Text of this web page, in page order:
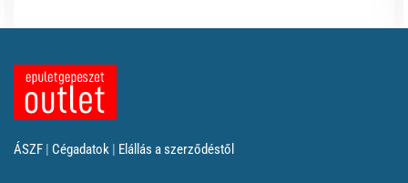
ÁSZF | Cégadatok | Elállás a szerződéstől